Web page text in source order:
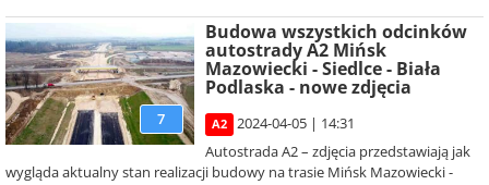
7
Budowa wszystkich odcinków
autostrady A2 Mińsk
Mazowiecki - Siedlce - Biała
Podlaska - nowe zdjęcia
A2
2024-04-05 | 14:31
Autostrada A2 – zdjęcia przedstawiają jak
wygląda aktualny stan realizacji budowy na trasie Mińsk Mazowiecki -